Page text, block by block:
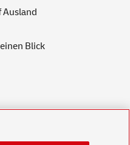
Ausland
Blick